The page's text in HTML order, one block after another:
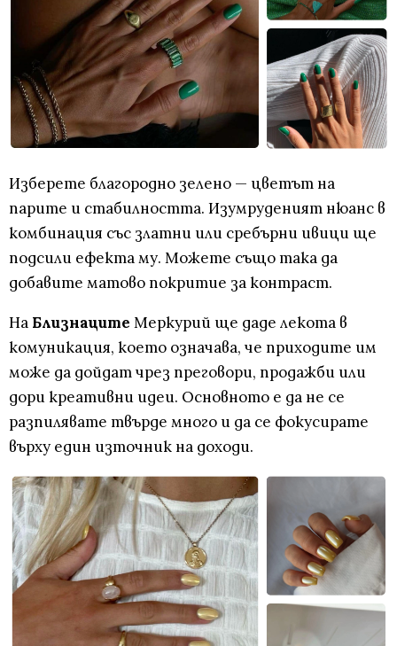
Изберете благородно зелено — цветът на
парите и стабилността. Изумруденият нюанс в
комбинация със златни или сребърни ивици ще
подсили ефекта му. Можете също така да
добавите матово покритие за контраст.
На Близнаците Меркурий ще даде лекота в
комуникация, което означава, че приходите им
може да дойдат чрез преговори, продажби или
дори креативни идеи. Основното е да не се
разпилявате твърде много и да се фокусирате
върху един източник на доходи.